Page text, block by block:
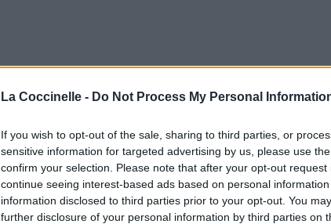
La Coccinelle - Do Not Process My Personal
If you wish to opt-out of the sale, sharing to third parties, or
sensitive information for targeted advertising by us, please use
confirm your selection. Please note that after your opt-out
continue seeing interest-based ads based on personal
information disclosed to third parties prior to your opt-out. You
further disclosure of your personal information by third parties on